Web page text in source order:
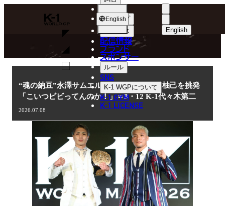
K-
WGP
English
한국어
中文（繁體
ショップ
ニュース
配信情報
ブランド
スポンサー
ルール
SNS
K-1 WGPについて
K-1 GYM
K-1 LICENSE
English
NEWS
ニュース
“魂の納豆”永澤サムエル聖光、王者・里見柚己を挑発
「こいつビビってんのか！」＝9・12 K-1代々木第二
2026.07.08